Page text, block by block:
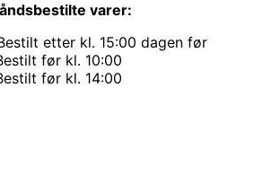
varer:
etter kl. 15:00 dagen før
før kl. 10:00
før kl. 14:00